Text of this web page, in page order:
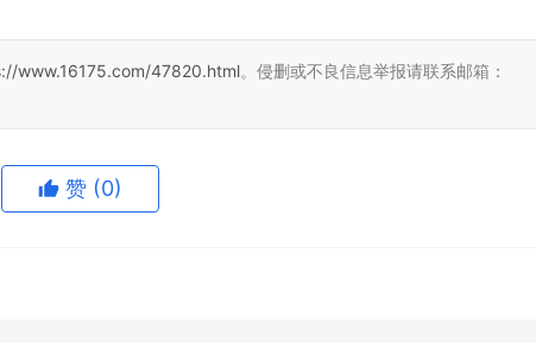
www.16175.com/47820.html。侵删或不良信息举报请联系邮箱：
赞 (0)